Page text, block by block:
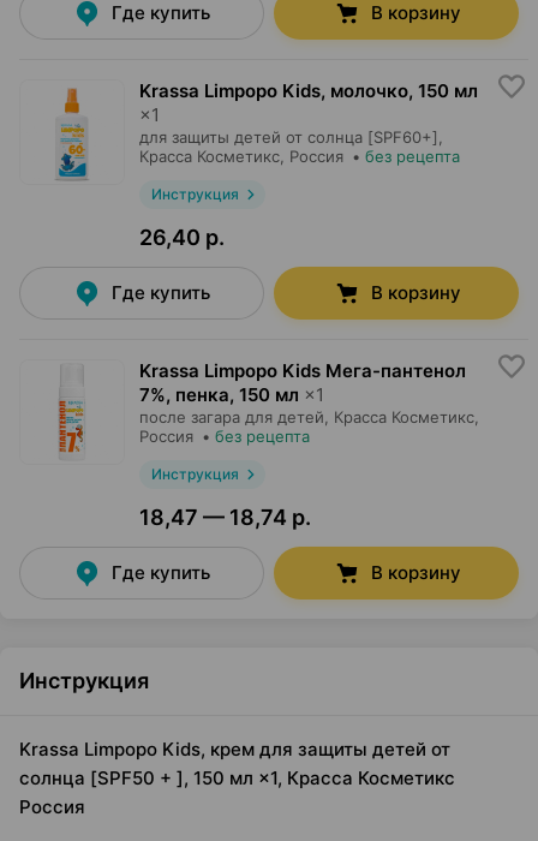
Где купить В корзину
Krassa Limpopo Kids, молочко, 150 мл
×1
для защиты детей от солнца [SPF60+],
Красса Косметикс , Россия • без рецепта
Инструкция
26,40 р.
Где купить В корзину
Krassa Limpopo Kids Мега-пантенол
7%, пенка, 150 мл ×1
после загара для детей, Красса Косметикс
Россия • без рецепта
Инструкция
18,47 — 18,74 р.
Где купить В корзину
Инструкция
Krassa Limpopo Kids, крем для защиты детей от
солнца [SPF50 + ], 150 мл ×1, Красса Косметикс
Россия